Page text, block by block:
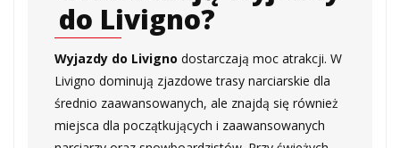
do Livigno?
Wyjazdy do Livigno dostarczają moc atrakcji. W
Livigno dominują zjazdowe trasy narciarskie dla
średnio zaawansowanych, ale znajdą się również
miejsca dla początkujących i zaawansowanych